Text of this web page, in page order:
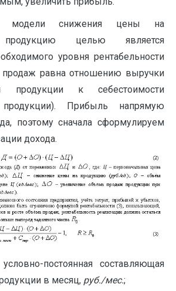
модели снижения цены на
продукцию целью является
уровня рентабельности
продаж равна отношению выручки
продукции к себестоимости
продукции). Прибыль напрямую
поэтому сначала сформулируем
дохода.
постоянная составляющая
в месяц, руб./мес.;